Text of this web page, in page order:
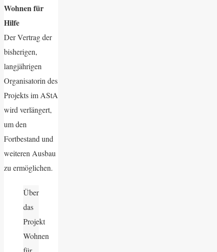
Wohnen für
Hilfe
Der Vertrag der
bisherigen,
langjährigen
Organisatorin des
Projekts im AStA
wird verlängert,
um den
Fortbestand und
weiteren Ausbau
zu ermöglichen.
Über
das
Projekt
Wohnen